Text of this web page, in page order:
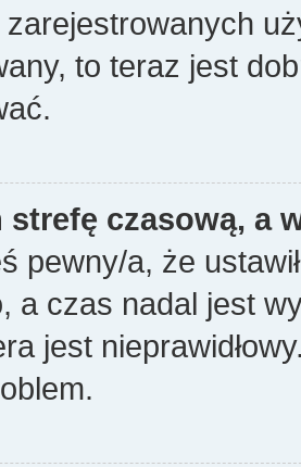
to teraz jest
strefę czasową, a
pewny/a, że
a czas nadal jest
jest